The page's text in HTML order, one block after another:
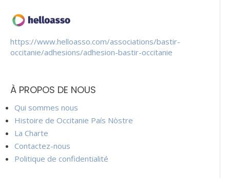
https://www.helloasso.com/associations/bastir-
occitanie/adhesions/adhesion-bastir-occitanie
À PROPOS DE NOUS
Qui sommes nous
Histoire de Occitanie País Nòstre
La Charte
Contactez-nous
Politique de confidentialité